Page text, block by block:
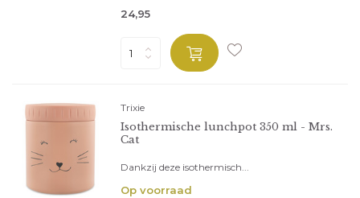
24,95
Trixie
Isothermische lunchpot 350 ml - Mrs.
Cat
Dankzij deze isothermisch...
Op voorraad